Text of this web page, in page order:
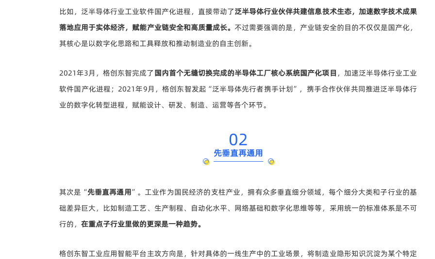
比如，泛半导体行业工业软件国产化进程，直接带动了泛半导体行业伙伴共建信息技术生态，加速数字技术成果
落地应用于实体经济，赋能产业链安全和高质量成长。 不过需要强调的是，产业链安全的目的不仅仅是国产化，
其核心是以数字化思路和工具释放和推动制造业的自主创新。
2021年3月，格创东智完成了国内首个无缝切换完成的半导体工厂核心系统国产化项目 ，加速泛半导体行业工业
软件国产化进程；2021年9月，格创东智发起“泛半导体先行者携手计划”，携手合作伙伴共同推进泛半导体行
业的数字化转型进程，赋能设计、研发、制造、运营等各个环节。
02
先垂直再通用
其次是“先垂直再通用”。工业作为国民经济的支柱产业，拥有众多垂直细分领域，每个细分大类和子行业的基
础差异巨大，比如制造工艺、生产制程、自动化水平、网络基础和数字化思维等等，采用统一的标准体系是不可
行的， 在重点子行业里做的更深是一种趋势。
格创东智工业应用智能平台主攻方向是，针对具体的一线生产中的工业场景，将制造业隐形知识沉淀为某个特定